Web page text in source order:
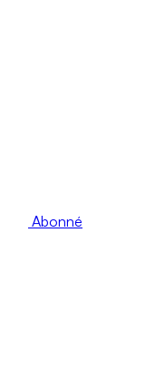
Abonné